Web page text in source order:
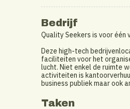
Bedrijf
Quality Seekers is voor één
Deze high-tech
faciliteiten voor het
lucht. Niet enkel de ruimte
activiteiten is
business publiek maar ook
Taken